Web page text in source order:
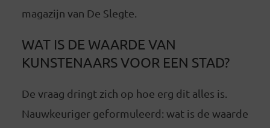
magazijn van De Slegte.
WAT IS DE WAARDE VAN
KUNSTENAARS VOOR EEN STAD?
De vraag dringt zich op hoe erg dit alles is.
Nauwkeuriger geformuleerd: wat is de waarde